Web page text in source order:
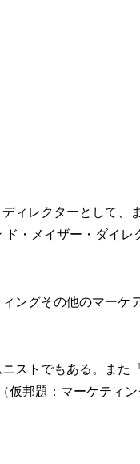
ィレクターとして、
・メイザー・ダイ
ングその他のマーケ
ストでもある。また
仮邦題：マーケティ